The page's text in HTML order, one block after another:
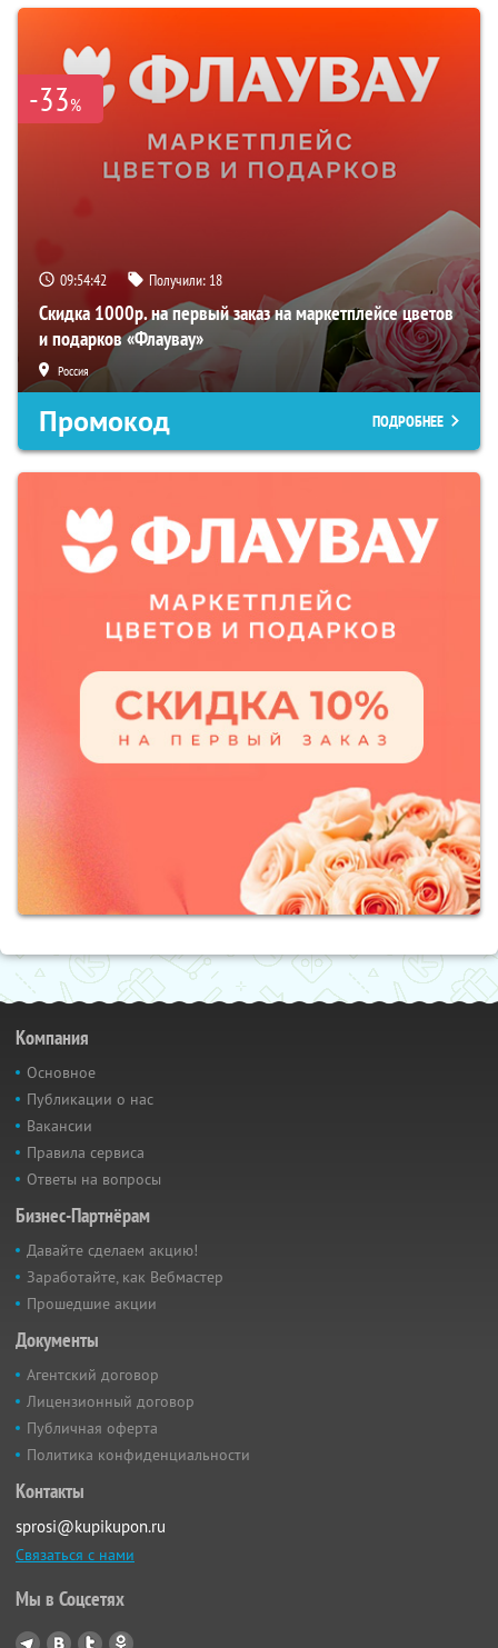
-33%
09:54:40 Получили: 18
Скидка 1000р. на первый заказ на маркетплейсе цветов
и подарков «Флаувау»
Россия
Промокод ПОДРОБНЕЕ
Компания
Основное
Публикации о нас
Вакансии
Правила сервиса
Ответы на вопросы
Бизнес-Партнёрам
Давайте сделаем акцию!
Заработайте, как Вебмастер
Прошедшие акции
Документы
Агентский договор
Лицензионный договор
Публичная оферта
Политика конфиденциальности
Контакты
sprosi@kupikupon.ru
Связаться с нами
Мы в Соцсетях